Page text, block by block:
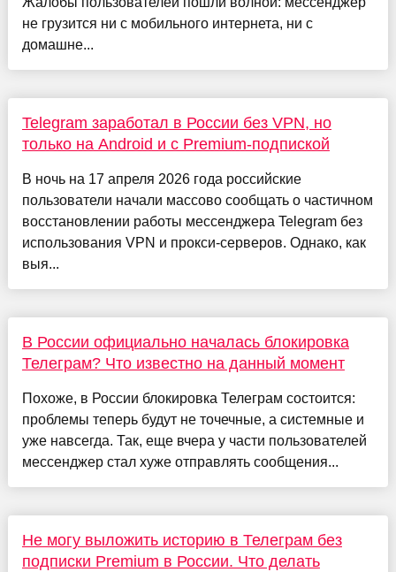
не грузится ни с мобильного интернета, ни с
домашне...
Telegram заработал в России без VPN, но
только на Android и с Premium-подпиской
В ночь на 17 апреля 2026 года российские
пользователи начали массово сообщать о частичном
восстановлении работы мессенджера Telegram без
использования VPN и прокси-серверов. Однако, как
выя...
В России официально началась блокировка
Телеграм? Что известно на данный момент
Похоже, в России блокировка Телеграм состоится:
проблемы теперь будут не точечные, а системные и
уже навсегда. Так, еще вчера у части пользователей
мессенджер стал хуже отправлять сообщения...
Не могу выложить историю в Телеграм без
подписки Premium в России. Что делать